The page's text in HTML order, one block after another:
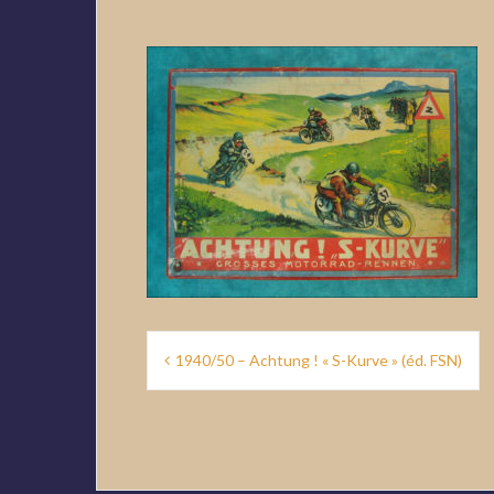
Navigation
de
1940/50 – Achtung ! « S-Kurve » (éd. FSN)